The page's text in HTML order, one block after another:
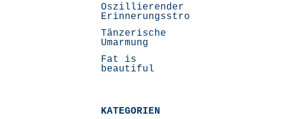
Oszillierender
Erinnerungsstrom
Tänzerische
Umarmung
Fat is
beautiful
KATEGORIEN